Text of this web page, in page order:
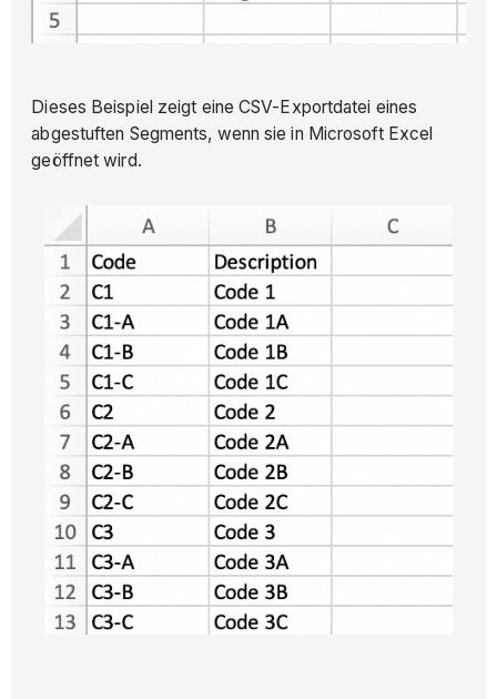
Dieses Beispiel zeigt eine CSV-Exportdatei eines
abgestuften Segments, wenn sie in Microsoft Excel
geöffnet wird.